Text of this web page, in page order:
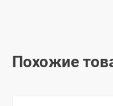
Похожие